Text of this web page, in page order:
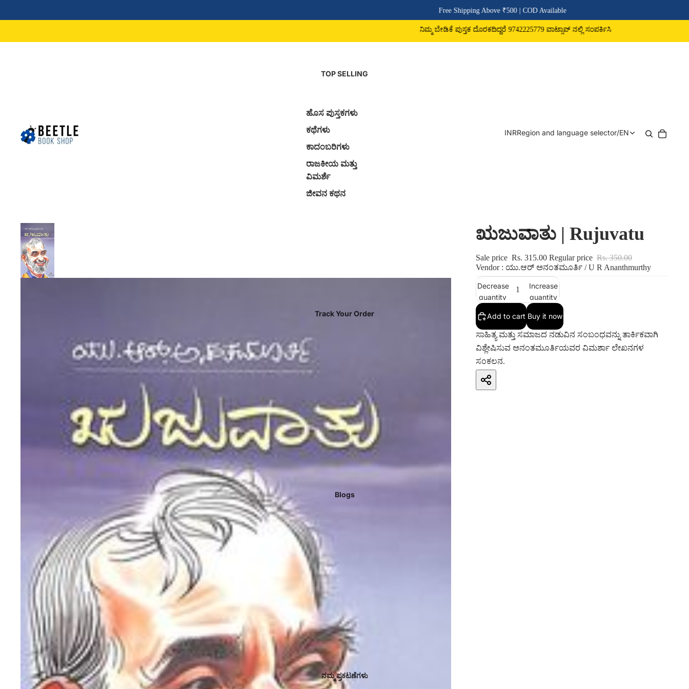
Free Shipping Above ₹500 | COD Available
ನಿಮ್ಮ ಬೇಡಿಕೆ ಪುಸ್ತಕ ದೊರಕದಿದ್ದರೆ 9742225779 ವಾಟ್ಸಾಪ್ ನಲ್ಲಿ ಸಂಪರ್ಕಿಸಿ
TOP SELLING
ಹೊಸ ಪುಸ್ತಕಗಳು
ಕಥೆಗಳು
ಕಾದಂಬರಿಗಳು
ರಾಜಕೀಯ ಮತ್ತು
ವಿಮರ್ಶೆ
ಜೀವನ ಕಥನ
Track Your Order
Blogs
ನಮ್ಮ ಪ್ರಕಟಣೆಗಳು
INRRegion and language selector/EN
ಋಜುವಾತು | Rujuvatu
Sale price Rs. 315.00 Regular price Rs. 350.00
Vendor : ಯು.ಆರ್ ಅನಂತಮೂರ್ತಿ / U R Ananthmurthy
Decrease
quantity
Increase
quantity
Add to cart Buy it now
ಸಾಹಿತ್ಯ ಮತ್ತು ಸಮಾಜದ ನಡುವಿನ ಸಂಬಂಧವನ್ನು ತಾರ್ಕಿಕವಾಗಿ
ವಿಶ್ಲೇಷಿಸುವ ಅನಂತಮೂರ್ತಿಯವರ ವಿಮರ್ಶಾ ಲೇಖನಗಳ
ಸಂಕಲನ.